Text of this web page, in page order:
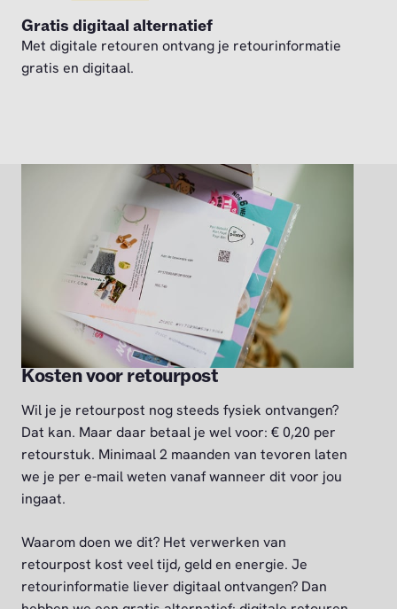
Gratis digitaal alternatief
Met digitale retouren ontvang je retourinformatie
gratis en digitaal.
Kosten voor retourpost
Wil je je retourpost nog steeds fysiek ontvangen?
Dat kan. Maar daar betaal je wel voor: € 0,20 per
retourstuk. Minimaal 2 maanden van tevoren laten
we je per e-mail weten vanaf wanneer dit voor jou
ingaat.
Waarom doen we dit? Het verwerken van
retourpost kost veel tijd, geld en energie. Je
retourinformatie liever digitaal ontvangen? Dan